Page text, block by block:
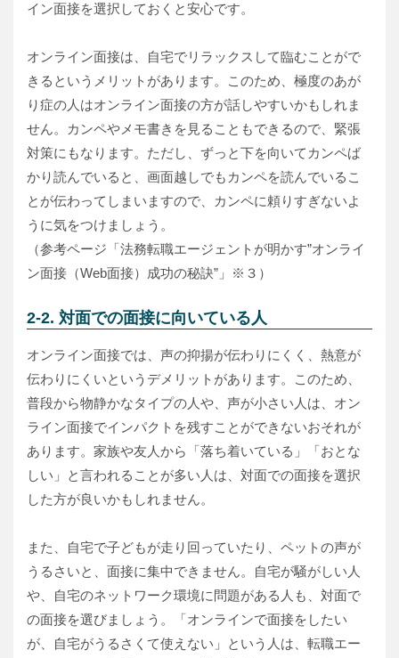
イン面接を選択しておくと安心です。
オンライン面接は、自宅でリラックスして臨むことがで
きるというメリットがあります。このため、極度のあが
り症の人はオンライン面接の方が話しやすいかもしれま
せん。カンペやメモ書きを見ることもできるので、緊張
対策にもなります。ただし、ずっと下を向いてカンペば
かり読んでいると、画面越しでもカンペを読んでいるこ
とが伝わってしまいますので、カンペに頼りすぎないよ
うに気をつけましょう。
（参考ページ「法務転職エージェントが明かす”オンライ
ン面接（Web面接）成功の秘訣”」※３）
2-2. 対面での面接に向いている人
オンライン面接では、声の抑揚が伝わりにくく、熱意が
伝わりにくいというデメリットがあります。このため、
普段から物静かなタイプの人や、声が小さい人は、オン
ライン面接でインパクトを残すことができないおそれが
あります。家族や友人から「落ち着いている」「おとな
しい」と言われることが多い人は、対面での面接を選択
した方が良いかもしれません。
また、自宅で子どもが走り回っていたり、ペットの声が
うるさいと、面接に集中できません。自宅が騒がしい人
や、自宅のネットワーク環境に問題がある人も、対面で
の面接を選びましょう。「オンラインで面接をしたい
が、自宅がうるさくて使えない」という人は、転職エー